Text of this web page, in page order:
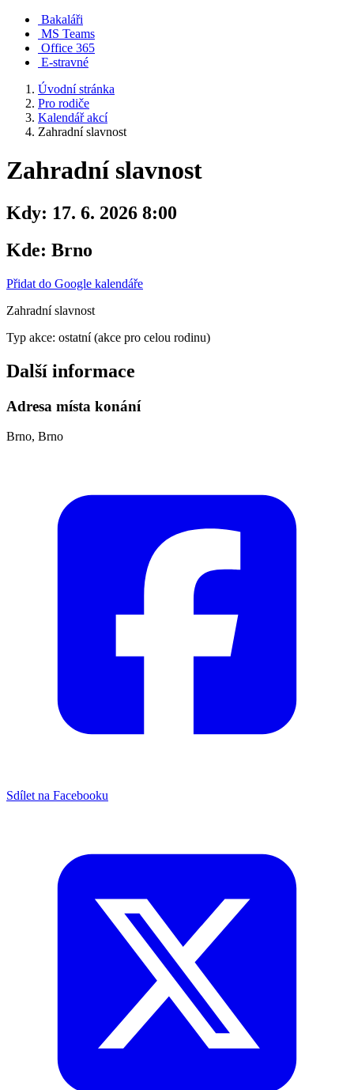
Bakaláři
MS Teams
Office 365
E-stravné
Úvodní stránka
Pro rodiče
Kalendář akcí
Zahradní slavnost
Zahradní slavnost
Kdy: 17. 6. 2026 8:00
Kde: Brno
Přidat do Google kalendáře
Zahradní slavnost
Typ akce: ostatní (akce pro celou rodinu)
Další informace
Adresa místa konání
Brno, Brno
Sdílet na Facebooku